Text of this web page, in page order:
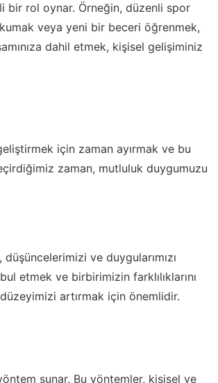
bir rol oynar. Örneğin, düzenli spor
veya yeni bir beceri öğrenmek,
dahil etmek, kişisel gelişiminiz
için zaman ayırmak ve bu
zaman, mutluluk duygumuzu
ve duygularımızı
etmek ve birbirimizin farklılıklarını
artırmak için önemlidir.
sunar. Bu yöntemler, kişisel ve